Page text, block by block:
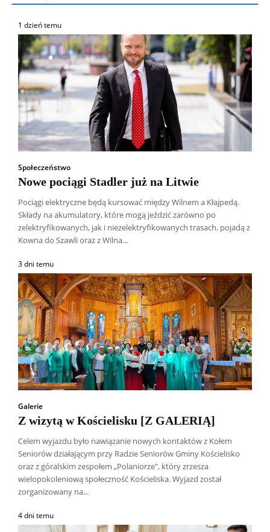
1 dzień temu
Społeczeństwo
Nowe pociągi Stadler już na Litwie
Pociągi elektryczne będą kursować między Wilnem a Kłajpedą.
Składy na akumulatory, które mogą jeździć zarówno po
zelektryfikowanych, jak i niezelektryfikowanych trasach, pojadą z
Kowna do Szawli oraz z Wilna...
3 dni temu
Galerie
Z wizytą w Kościelisku [Z GALERIĄ]
Celem wyjazdu było nawiązanie nowych kontaktów z Kołem
Seniorów działającym przy Radzie Seniorów Gminy Kościelisko
oraz z góralskim zespołem „Polaniorze”, który zrzesza
wielopokoleniową społeczność Kościeliska. Wyjazd został
zorganizowany na...
4 dni temu